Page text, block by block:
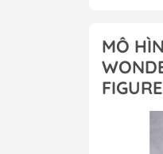
MÔ